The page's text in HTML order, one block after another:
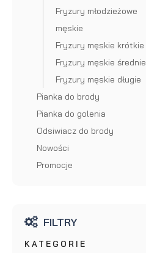
Fryzury młodzieżowe
męskie
Fryzury męskie krótkie
Fryzury męskie średnie
Fryzury męskie długie
Pianka do brody
Pianka do golenia
Odsiwiacz do brody
Nowości
Promocje
FILTRY
KATEGORIE